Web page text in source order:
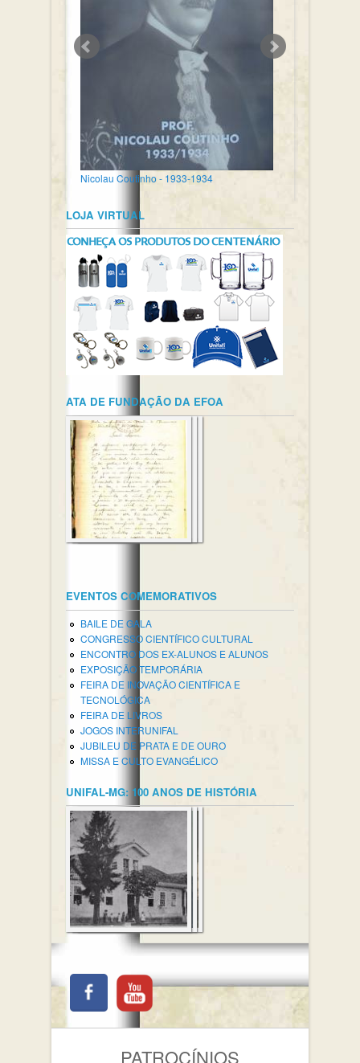
Nicolau Coutinho - 1933-1934
LOJA VIRTUAL
ATA DE FUNDAÇÃO DA EFOA
EVENTOS COMEMORATIVOS
BAILE DE GALA
CONGRESSO CIENTÍFICO CULTURAL
ENCONTRO DOS EX-ALUNOS E ALUNOS
EXPOSIÇÃO TEMPORÁRIA
FEIRA DE INOVAÇÃO CIENTÍFICA E
TECNOLÓGICA
FEIRA DE LIVROS
JOGOS INTERUNIFAL
JUBILEU DE PRATA E DE OURO
MISSA E CULTO EVANGÉLICO
UNIFAL-MG: 100 ANOS DE HISTÓRIA
PATROCÍNIOS